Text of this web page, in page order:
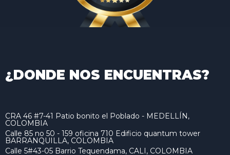
¿DONDE NOS ENCUENTRAS?
CRA 46 #7-41 Patio bonito el Poblado - MEDELLÍN,
COLOMBIA
Calle 85 no 50 - 159 oficina 710 Edificio quantum tower
BARRANQUILLA, COLOMBIA
Calle 5#43-05 Barrio Tequendama, CALI, COLOMBIA